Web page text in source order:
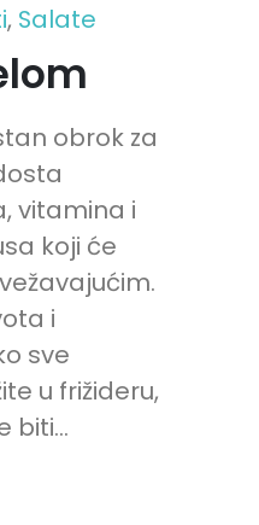
, Salate
obrok za
vitamina i
koji će
i
sve
u frižideru,
biti...